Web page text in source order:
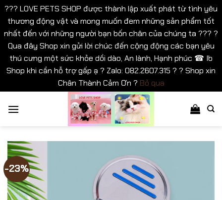
??? LOVE PETS SHOP được thành lập xuất phát từ tình yêu
thương động vật và mong muốn đem những sản phẩm tốt
nhất đến với những người bạn bốn chân của chúng ta ??? ?
Qua đây Shop xin gửi lời chúc đến cộng động các bạn yêu
thú cưng một sức khỏe dồi dào, An lành, Hạnh phúc ☎ Ib
Shop khi cần hỗ trợ gấp ạ ? Zalo: 082.2607.315 ? ? Shop xin
Chân Thành Cảm Ơn ? Bỏ qua
qua
-23%